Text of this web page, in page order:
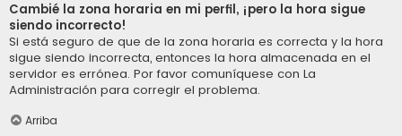
Cambié la zona horaria en mi perfil, ¡pero la hora sigue
siendo incorrecto!
Si está seguro de que de la zona horaria es correcta y la hora
sigue siendo incorrecta, entonces la hora almacenada en el
servidor es errónea. Por favor comuníquese con La
Administración para corregir el problema.
Arriba